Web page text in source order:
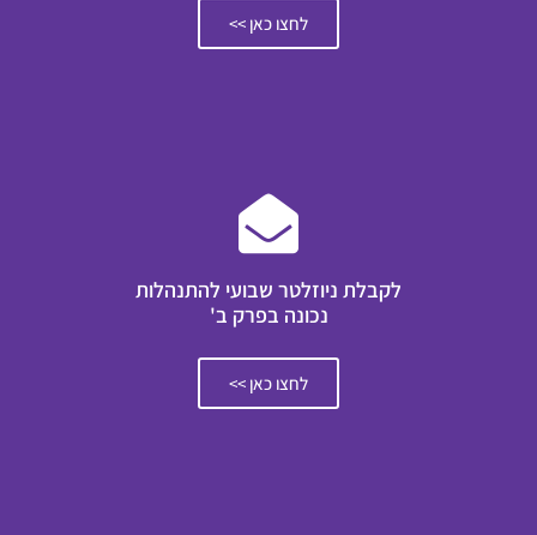
לחצו כאן >>
לקבלת ניוזלטר שבועי להתנהלות
נכונה בפרק ב'
לחצו כאן >>